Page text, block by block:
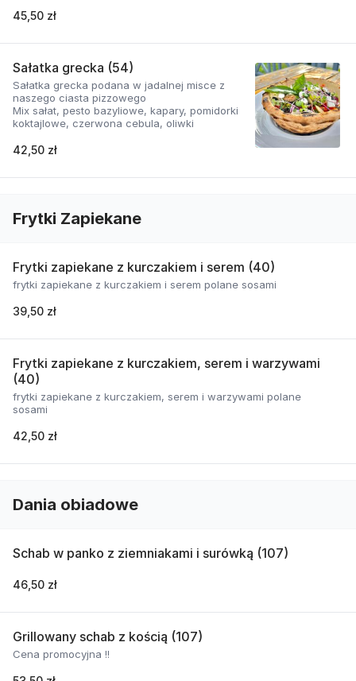
45,50 zł
Sałatka grecka (54)
Sałatka grecka podana w jadalnej misce z
naszego ciasta pizzowego
Mix sałat, pesto bazyliowe, kapary, pomidorki
koktajlowe, czerwona cebula, oliwki
42,50 zł
Frytki Zapiekane
Frytki zapiekane z kurczakiem i serem (40)
frytki zapiekane z kurczakiem i serem polane sosami
39,50 zł
Frytki zapiekane z kurczakiem, serem i warzywami
(40)
frytki zapiekane z kurczakiem, serem i warzywami polane
sosami
42,50 zł
Dania obiadowe
Schab w panko z ziemniakami i surówką (107)
46,50 zł
Grillowany schab z kością (107)
Cena promocyjna !!